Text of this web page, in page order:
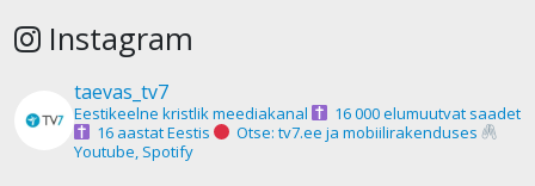
Instagram
taevas_tv7
Eestikeelne kristlik meediakanal
16 000 elumuutvat saadet
16 aastat Eestis
Otse: tv7.ee ja mobiilirakenduses
Youtube, Spotify